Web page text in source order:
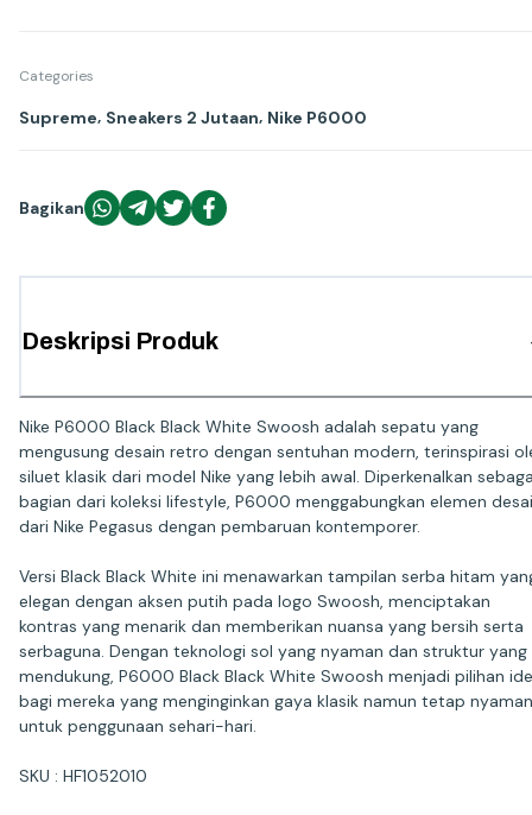
Categories
Supreme Sneakers 2 Jutaan Nike P6000
Bagikan
Deskripsi Produk
Nike P6000 Black Black White Swoosh adalah sepatu yang
mengusung desain retro dengan sentuhan modern, terinspirasi
siluet klasik dari model Nike yang lebih awal. Diperkenalkan
bagian dari koleksi lifestyle, P6000 menggabungkan elemen
dari Nike Pegasus dengan pembaruan kontemporer.
Versi Black Black White ini menawarkan tampilan serba hitam
elegan dengan aksen putih pada logo Swoosh, menciptakan
kontras yang menarik dan memberikan nuansa yang bersih serta
serbaguna. Dengan teknologi sol yang nyaman dan struktur yang
mendukung, P6000 Black Black White Swoosh menjadi pilihan
bagi mereka yang menginginkan gaya klasik namun tetap nyaman
untuk penggunaan sehari-hari.
SKU : HF1052010